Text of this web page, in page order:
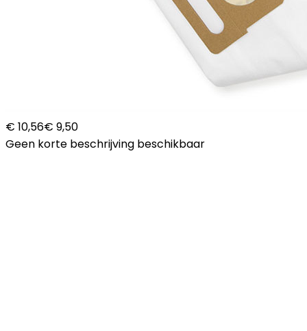
€ 10,56€ 9,50
Geen korte beschrijving beschikbaar